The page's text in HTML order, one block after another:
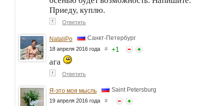
Приеду, куплю.
↑ Ответить
NataliPo Санкт-Петербург
18 апреля 2016 года # +1
ага
↑ Ответить
Я-это моя мысль Saint Petersburg
19 апреля 2016 года #